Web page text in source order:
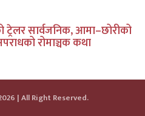
ट्रेलर सार्वजनिक, आमा–छोरीको
रोमाञ्चक कथा
| All Right Reserved.